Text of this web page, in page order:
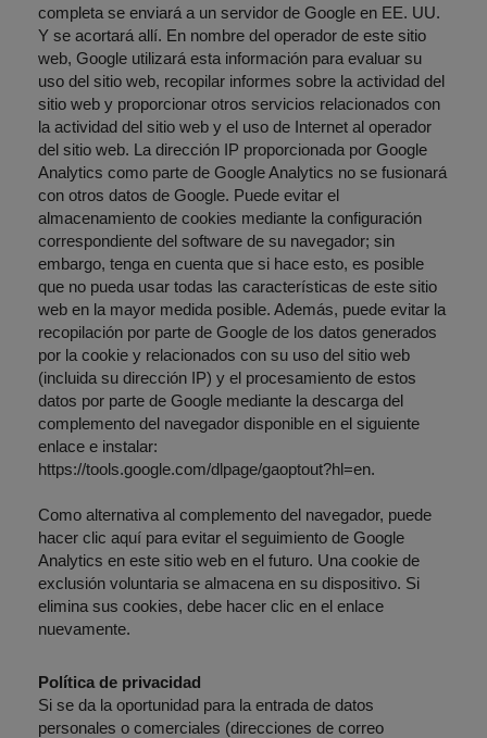
completa se enviará a un servidor de Google en EE. UU.
Y se acortará allí. En nombre del operador de este sitio
web, Google utilizará esta información para evaluar su
uso del sitio web, recopilar informes sobre la actividad del
sitio web y proporcionar otros servicios relacionados con
la actividad del sitio web y el uso de Internet al operador
del sitio web. La dirección IP proporcionada por Google
Analytics como parte de Google Analytics no se fusionará
con otros datos de Google. Puede evitar el
almacenamiento de cookies mediante la configuración
correspondiente del software de su navegador; sin
embargo, tenga en cuenta que si hace esto, es posible
que no pueda usar todas las características de este sitio
web en la mayor medida posible. Además, puede evitar la
recopilación por parte de Google de los datos generados
por la cookie y relacionados con su uso del sitio web
(incluida su dirección IP) y el procesamiento de estos
datos por parte de Google mediante la descarga del
complemento del navegador disponible en el siguiente
enlace e instalar:
https://tools.google.com/dlpage/gaoptout?hl=en.
Como alternativa al complemento del navegador, puede
hacer clic aquí para evitar el seguimiento de Google
Analytics en este sitio web en el futuro. Una cookie de
exclusión voluntaria se almacena en su dispositivo. Si
elimina sus cookies, debe hacer clic en el enlace
nuevamente.
Política de privacidad
Si se da la oportunidad para la entrada de datos
personales o comerciales (direcciones de correo